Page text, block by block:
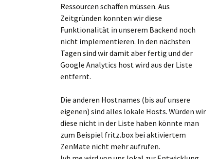
Ressourcen schaffen müssen. Aus
Zeitgründen konnten wir diese
Funktionalität in unserem Backend noch
nicht implementieren. In den nächsten
Tagen sind wir damit aber fertig und der
Google Analytics host wird aus der Liste
entfernt.
Die anderen Hostnames (bis auf unsere
eigenen) sind alles lokale Hosts. Würden wir
diese nicht in der Liste haben könnte man
zum Beispiel fritz.box bei aktiviertem
ZenMate nicht mehr aufrufen.